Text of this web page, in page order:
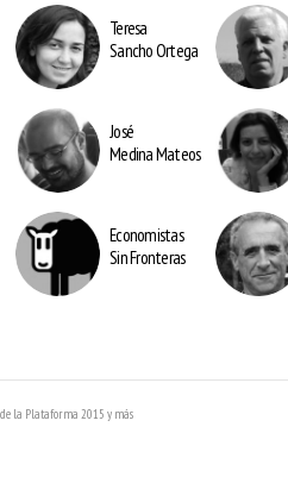
Teresa
SanchoOrtega
José
Medina Mateos
Economistas
Sin Fronteras
de la Plataforma 2015 y más